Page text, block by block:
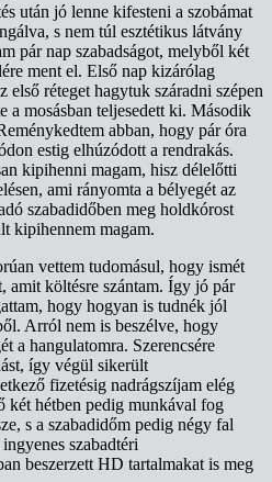
után jó lenne kifesteni a szobámat
s nem túl esztétikus látvány
pár nap szabadságot, melyből két
ment el. Első nap kizárólag
első réteget hagytuk száradni szépen
a mosásban teljesedett ki. Második
abban, hogy pár óra
estig elhúzódott a rendrakás.
kipihenni magam, hisz délelőtti
ami rányomta a bélyegét az
szabadidőben meg holdkórost
kipihennem magam.
vettem tudomásul, hogy ismét
amit költésre szántam. Így jó pár
hogy hogyan is tudnék jól
Arról nem is beszélve, hogy
a hangulatomra. Szerencsére
így végül sikerült
fizetésig nadrágszíjam elég
két hétben pedig munkával fog
s a szabadidőm pedig négy fal
szabadtéri
beszerzett HD tartalmakat is meg